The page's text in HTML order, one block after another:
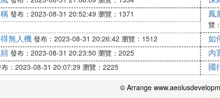
在線進行視頻的一鍵剪輯，十分的方便，大家快來下
為用戶提供免費的圖片視頻去水印服務，能夠快速抹
圖片編輯軟體還能快速進行視頻剪輯製作。有需要的話
發布：2023-08-31 20:52:49 瀏覽：1371 鳳
覽
無人機 發布：2023-08-31 20:26:42 瀏覽：1512 如
發布：2023-08-31 20:23:50 瀏覽：2025 內
：2023-08-31 20:07:29 瀏覽：2225 國
© Arrange